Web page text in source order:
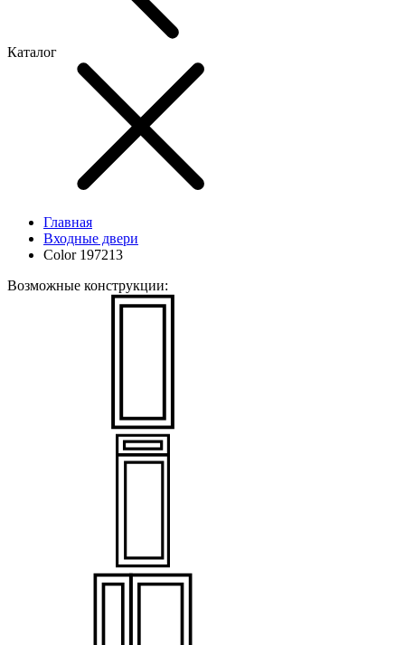
Каталог
Главная
Входные двери
Color 197213
Возможные конструкции: